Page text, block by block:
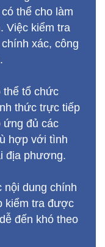
thể cho làm
Việc kiểm tra
xác, công
tổ chức
thức trực tiếp
ứng đủ các
hợp với tình
địa phương.
nội dung chính
kiểm tra được
đến khó theo